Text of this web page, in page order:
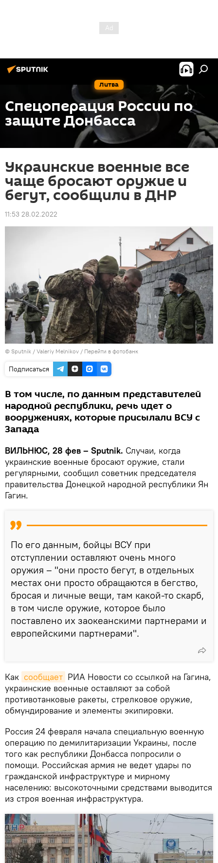
Литва
Спецоперация России по
защите Донбасса
Украинские военные все
чаще бросают оружие и
бегут, сообщили в ДНР
11:53 28.02.2022
© Sputnik / Valeriy Melnikov / Перейти в фотобанк
Подписаться
В том числе, по данным представителей
народной республики, речь идет о
вооружениях, которые присылали ВСУ с
Запада
ВИЛЬНЮС, 28 фев – Sputnik. Случаи, когда
украинские военные бросают оружие, стали
регулярными, сообщил советник председателя
правительства Донецкой народной республики Ян
Гагин.
По его данным, бойцы ВСУ при
отступлении оставляют очень много
оружия – "они просто бегут, в отдельных
местах они просто обращаются в бегство,
бросая и личные вещи, там какой-то скарб,
в том числе оружие, которое было
поставлено их заокеанскими партнерами и
европейскими партнерами".
Как сообщает РИА Новости со ссылкой на Гагина,
украинские военные оставляют за собой
противотанковые ракеты, стрелковое оружие,
обмундирование и элементы экипировки.
Россия 24 февраля начала специальную военную
операцию по демилитаризации Украины, после
того как республики Донбасса попросили о
помощи. Российская армия не ведет удары по
гражданской инфраструктуре и мирному
населению: высокоточными средствами выводится
из строя военная инфраструктура.